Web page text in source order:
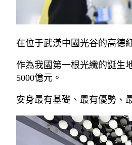
在位于武漢中國光谷的高德
作為我國第一根光纖的誕生
5000億元。
安身最有基礎、最有優勢、